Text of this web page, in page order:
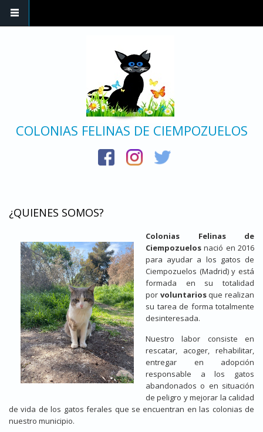
COLONIAS FELINAS DE CIEMPOZUELOS
¿QUIENES SOMOS?
Colonias Felinas de
Ciempozuelos nació en 2016
para ayudar a los gatos de
Ciempozuelos (Madrid) y está
formada en su totalidad
por voluntariosque realizan
su tarea de forma totalmente
desinteresada.
Nuestro labor consiste en
rescatar, acoger, rehabilitar,
entregar en adopción
responsable a los gatos
abandonados o en situación
de peligro y mejorar la calidad
de vida de los gatos ferales que se encuentran en las colonias de
nuestro municipio.